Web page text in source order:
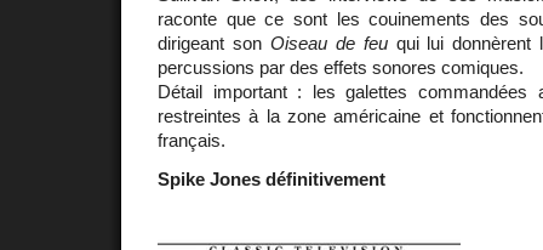
raconte que ce sont les couinements des
dirigeant son Oiseau de feuqui lui donnèrent
percussions par des effets sonores comiques.
Détail important : les galettes
restreintes à la zone américaine et
français.
Spike Jones définitivement